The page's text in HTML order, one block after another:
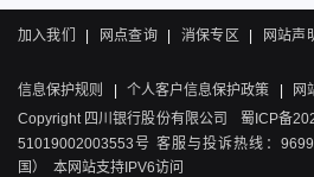
加入我们 | 网点查询 | 消保专区 | 网站声
信息保护规则 | 个人客户信息保护政策 |
网
Copyright 四川银行股份有限公司
蜀ICP备
51019002003553号 客服与投诉热线：
国） 本网站支持IPV6访问